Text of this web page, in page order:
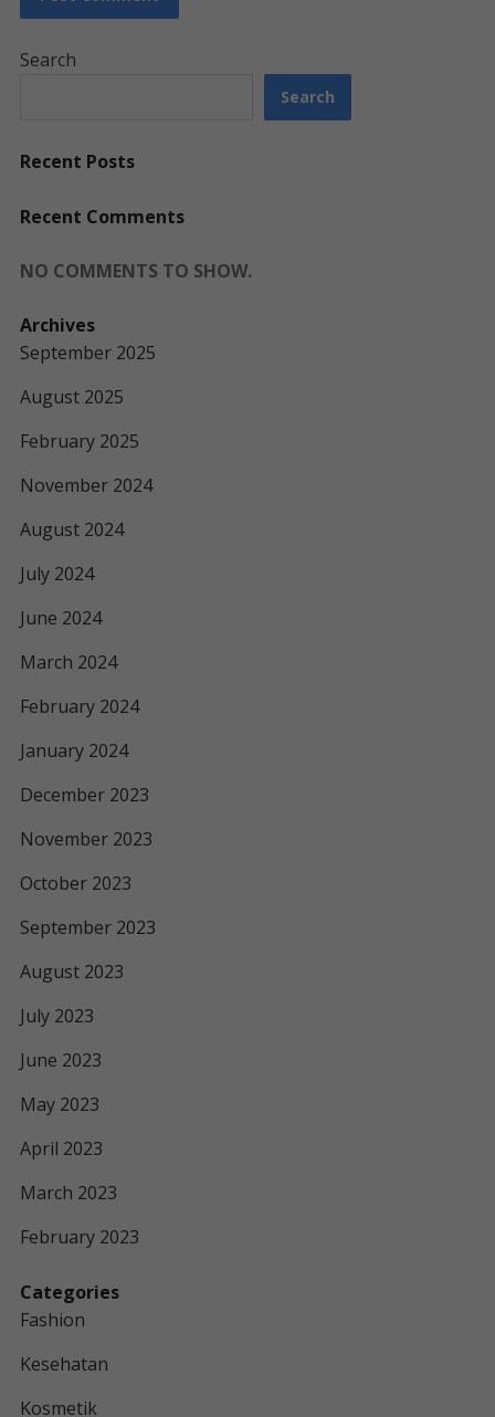
Search
Search
Recent Posts
Recent Comments
NO COMMENTS TO SHOW.
Archives
September 2025
August 2025
February 2025
November 2024
August 2024
July 2024
June 2024
March 2024
February 2024
January 2024
December 2023
November 2023
October 2023
September 2023
August 2023
July 2023
June 2023
May 2023
April 2023
March 2023
February 2023
Categories
Fashion
Kesehatan
Kosmetik